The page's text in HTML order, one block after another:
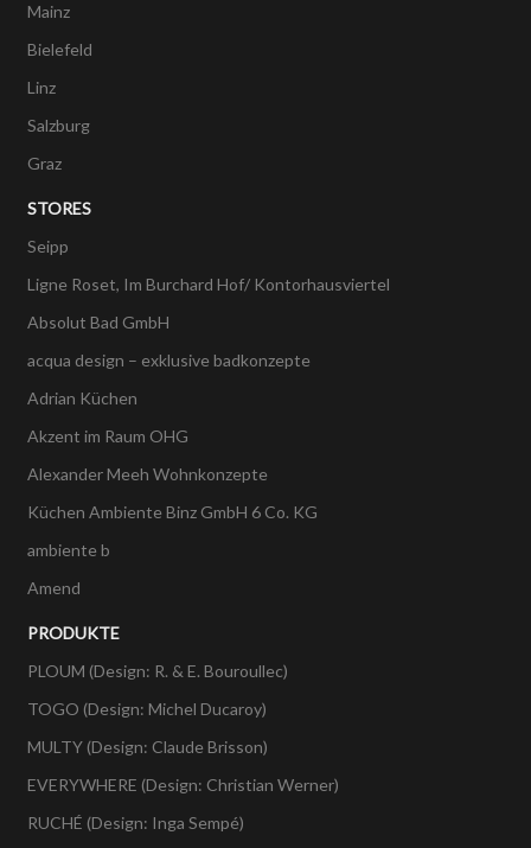
Mainz
Bielefeld
Linz
Salzburg
Graz
STORES
Seipp
Ligne Roset, Im Burchard Hof/ Kontorhausviertel
Absolut Bad GmbH
acqua design – exklusive badkonzepte
Adrian Küchen
Akzent im Raum OHG
Alexander Meeh Wohnkonzepte
Küchen Ambiente Binz GmbH 6 Co. KG
ambiente b
Amend
PRODUKTE
PLOUM (Design: R. & E. Bouroullec)
TOGO (Design: Michel Ducaroy)
MULTY (Design: Claude Brisson)
EVERYWHERE (Design: Christian Werner)
RUCHÉ (Design: Inga Sempé)